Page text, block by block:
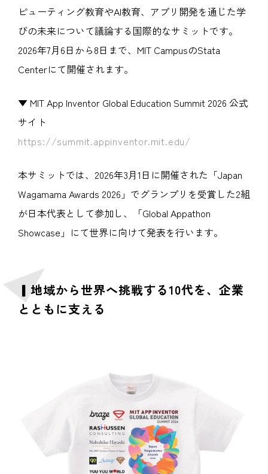
ピューティング教育やAI教育、アプリ開発を通じた学
びの未来について議論する国際的なサミットです。
2026年7月6日から8日まで、MIT CampusのStata
Centerにて開催されます。
▼ MIT App Inventor Global Education Summit 2026 公式
サイト
https://summit.appinventor.mit.edu/
本サミットでは、2026年3月1日に開催された「Japan
Wagamama Awards 2026」でグランプリを受賞した2組
が日本代表として参加し、「Global Appathon
Showcase」にて世界に向けて発表を行います。
▎地域から世界へ挑戦する10代を、企業
とともに支える